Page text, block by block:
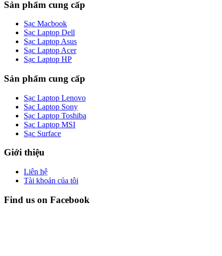
là:
790.000₫.
Sản phẩm cung cấp
Sạc Macbook
Sạc Laptop Dell
Sạc Laptop Asus
Sạc Laptop Acer
Sạc Laptop HP
Sản phẩm cung cấp
Sạc Laptop Lenovo
Sạc Laptop Sony
Sạc Laptop Toshiba
Sạc Laptop MSI
Sạc Surface
Giới thiệu
Liên hệ
Tài khoản của tôi
Find us on Facebook